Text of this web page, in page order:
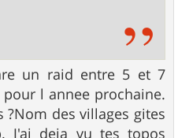
un raid entre 5 et 7
l annee prochaine.
?Nom des villages gites
J'ai deja vu tes topos